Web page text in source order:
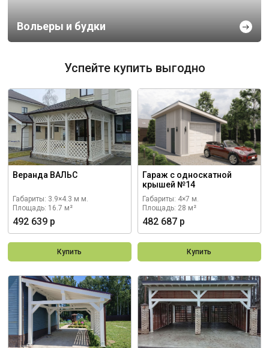
Вольеры и будки
Успейте купить выгодно
Веранда ВАЛЬС
Габариты: 3.9×4.3 м м.
Площадь: 16.7 м²
492 639 р
Купить
Гараж с односкатной
крышей №14
Габариты: 4×7 м.
Площадь: 28 м²
482 687 р
Купить